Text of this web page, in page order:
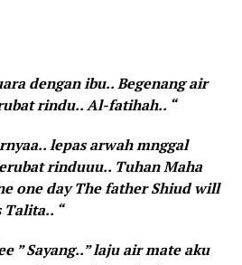
dengan ibu.. Begenang air
rindu.. Al-fatihah.. “
lepas arwah mnggal
rinduuu.. Tuhan Maha
one day The father Shiud will
“
” Sayang..” laju air mate aku